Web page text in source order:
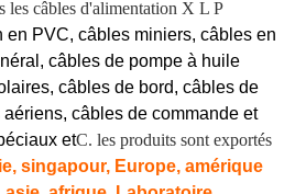
les câbles d'alimentation X L P
PVC, câbles miniers, câbles en
câbles de pompe à huile
câbles de bord, câbles de
câbles de commande et
etC. les produits sont exportés
singapour, Europe, amérique